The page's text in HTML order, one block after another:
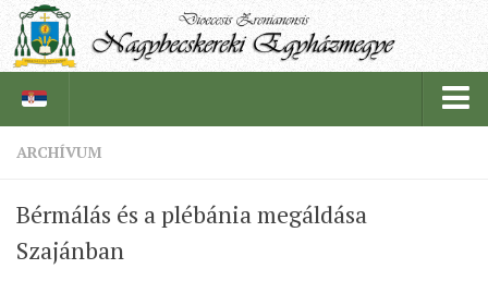
PÜSPÖK
TÖRTÉNELEM
ARCHÍVUM
Bérmálás és a plébánia megáldása
Szajánban